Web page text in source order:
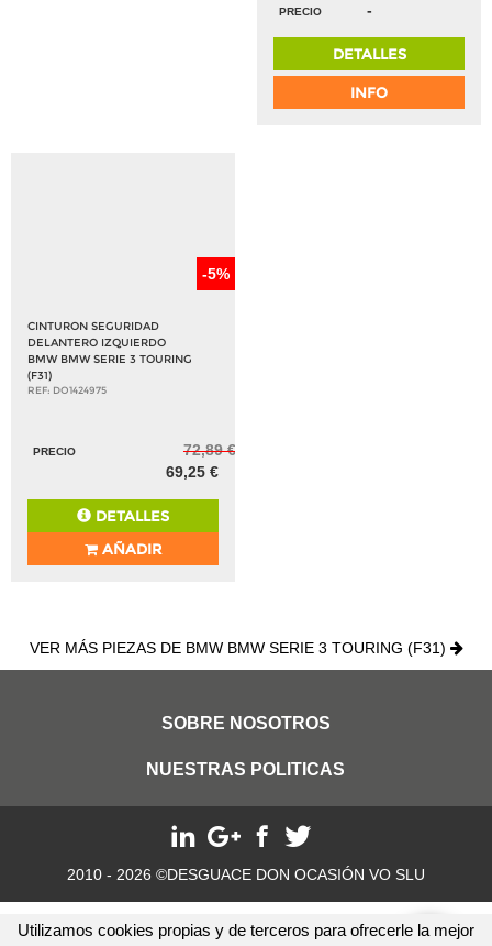
Utilizamos cookies propias y de terceros para ofrecerle la mejor
PRECIO
-
DETALLES
INFO
-5%
CINTURON SEGURIDAD
DELANTERO IZQUIERDO
BMW BMW SERIE 3 TOURING
(F31)
REF: DO1424975
PRECIO
72,89 €
69,25 €
DETALLES
AÑADIR
VER MÁS PIEZAS DE BMW BMW SERIE 3 TOURING (F31)
SOBRE NOSOTROS
NUESTRAS POLITICAS
2010 - 2026 ©DESGUACE DON OCASIÓN VO SLU